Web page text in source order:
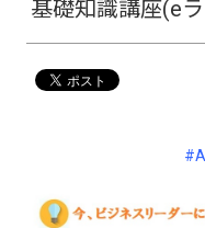
基礎知識講座(eラ